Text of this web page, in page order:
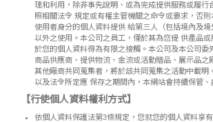
理和利用，除非事先說明、或為完成提供服務或履行
照相關法令 規定或有權主管機關之命令或要求，否則
使用者身分的個人資料提供 給第三人（包括境內及
以外之使用。本公司之員工，僅於其為您提 供產品
於您的個人資料得為有限之接觸。本公司及本公司委
商品供應商、提供物流、金流或活動贈品、展示品之
其他廠商共同蒐集者，將於該共同蒐集之活動中載明
以及法令所定應 保存之期間內，本網站會持續保管、
【行使個人資料權利方式】
依個人資料保護法第3條規定，您就您的個人資料享